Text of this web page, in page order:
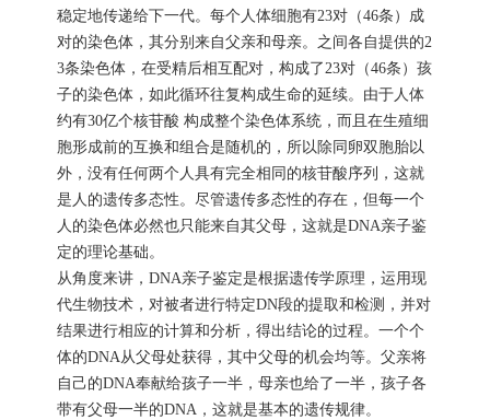
稳定地传递给下一代。每个人体细胞有23对（46条）成
对的染色体，其分别来自父亲和母亲。之间各自提供的2
3条染色体，在受精后相互配对，构成了23对（46条）孩
子的染色体，如此循环往复构成生命的延续。由于人体
约有30亿个核苷酸 构成整个染色体系统，而且在生殖细
胞形成前的互换和组合是随机的，所以除同卵双胞胎以
外，没有任何两个人具有完全相同的核苷酸序列，这就
是人的遗传多态性。尽管遗传多态性的存在，但每一个
人的染色体必然也只能来自其父母，这就是DNA亲子鉴
定的理论基础。
从角度来讲，DNA亲子鉴定是根据遗传学原理，运用现
代生物技术，对被者进行特定DN段的提取和检测，并对
结果进行相应的计算和分析，得出结论的过程。一个个
体的DNA从父母处获得，其中父母的机会均等。父亲将
自己的DNA奉献给孩子一半，母亲也给了一半，孩子各
带有父母一半的DNA，这就是基本的遗传规律。